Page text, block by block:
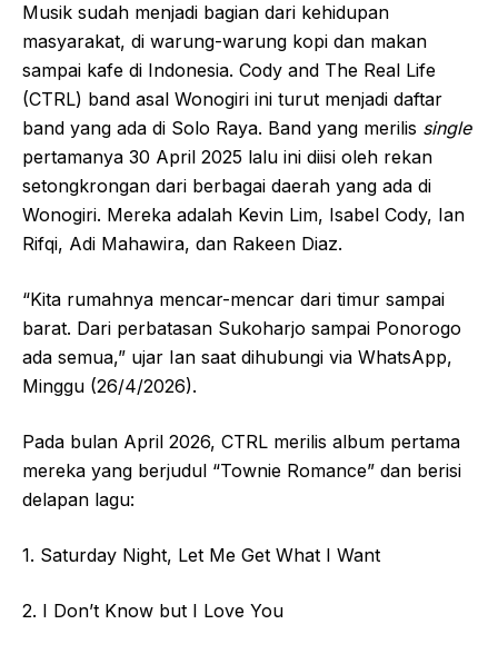
Musik sudah menjadi bagian dari kehidupan
masyarakat, di warung-warung kopi dan makan
sampai kafe di Indonesia. Cody and The Real Life
(CTRL) band asal Wonogiri ini turut menjadi daftar
band yang ada di Solo Raya. Band yang merilis single
pertamanya 30 April 2025 lalu ini diisi oleh rekan
setongkrongan dari berbagai daerah yang ada di
Wonogiri. Mereka adalah Kevin Lim, Isabel Cody, Ian
Rifqi, Adi Mahawira, dan Rakeen Diaz.
“Kita rumahnya mencar-mencar dari timur sampai
barat. Dari perbatasan Sukoharjo sampai Ponorogo
ada semua,” ujar Ian saat dihubungi via WhatsApp,
Minggu (26/4/2026).
Pada bulan April 2026, CTRL merilis album pertama
mereka yang berjudul “Townie Romance” dan berisi
delapan lagu:
1. Saturday Night, Let Me Get What I Want
2. I Don’t Know but I Love You